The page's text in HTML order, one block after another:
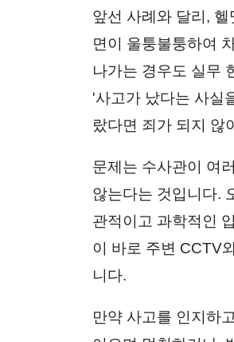
앞선 사례와 달리,
면이 울퉁불퉁하여
나가는 경우도 실무
'사고가 났다는 사실
랐다면 죄가 되지 않
문제는 수사관이 여
않는다는 것입니다.
관적이고 과학적인
이 바로 주변 CCTV
니다.
만약 사고를 인지하